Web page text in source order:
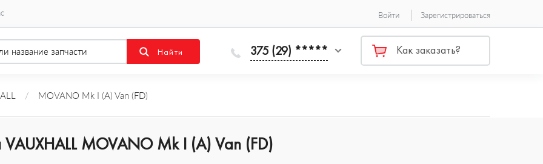
Войти Зарегистрироваться
375 (29) ***** Как заказать?
/ MOVANO Mk I (A) Van (FD)
MOVANO Mk I (A) Van (FD)